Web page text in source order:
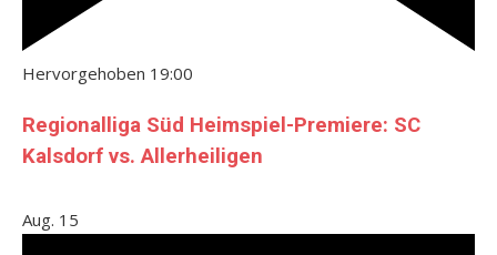
Hervorgehoben 19:00
Regionalliga Süd Heimspiel-Premiere: SC
Kalsdorf vs. Allerheiligen
Aug. 15